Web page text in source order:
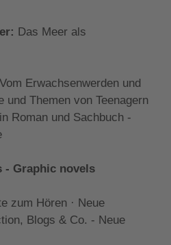
Das Meer als
Vom Erwachsenwerden und
und Themen von Teenagern
Roman und Sachbuch -
- Graphic novels
zum Hören · Neue
Blogs & Co. - Neue